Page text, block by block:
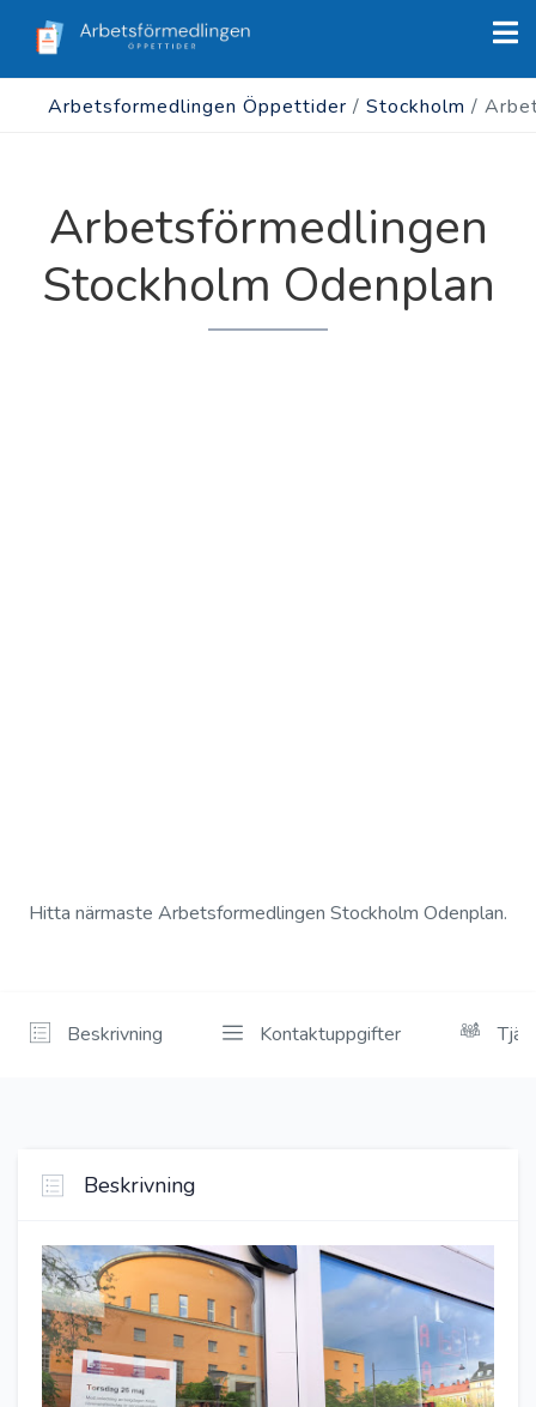
Arbetsformedlingen Öppettider / Stockholm /
Arbetsförmedlingen
Stockholm Odenplan
Hitta närmaste Arbetsformedlingen Stockholm Odenplan.
Beskrivning Kontaktuppgifter
Beskrivning